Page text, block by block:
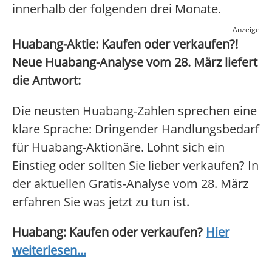
innerhalb der folgenden drei Monate.
Anzeige
Huabang-Aktie: Kaufen oder verkaufen?!
Neue Huabang-Analyse vom 28. März liefert
die Antwort:
Die neusten Huabang-Zahlen sprechen eine
klare Sprache: Dringender Handlungsbedarf
für Huabang-Aktionäre. Lohnt sich ein
Einstieg oder sollten Sie lieber verkaufen? In
der aktuellen Gratis-Analyse vom 28. März
erfahren Sie was jetzt zu tun ist.
Huabang: Kaufen oder verkaufen? Hier
weiterlesen...